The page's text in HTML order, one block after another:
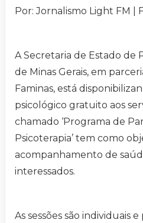
Por: Jornalismo Light FM |
A Secretaria de Estado de
de Minas Gerais, em
Faminas, está
psicológico gratuito aos
chamado ‘Programa de
Psicoterapia’ tem como
acompanhamento de
interessados.
As sessões são individuais